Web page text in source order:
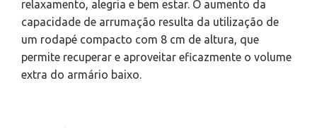
relaxamento, alegria e bem estar. O aumento da
capacidade de arrumação resulta da utilização de
um rodapé compacto com 8 cm de altura, que
permite recuperar e aproveitar eficazmente o volume
extra do armário baixo.